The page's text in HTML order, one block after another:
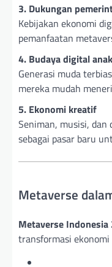
3. Dukungan
Kebijakan ekonomi
pemanfaatan
4. Budaya digital
Generasi muda
mereka mudah
5. Ekonomi kreatif
Seniman, musisi,
sebagai pasar baru
Metaverse
Metaverse Indonesia
transformasi